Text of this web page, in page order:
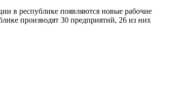
в республике появляются новые рабочие
производят 30 предприятий, 26 из них